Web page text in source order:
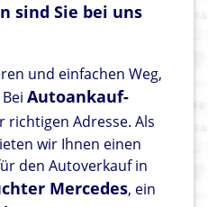
sind Sie bei uns
und einfachen Weg,
Autoankauf-
richtigen Adresse. Als
wir Ihnen einen
den Autoverkauf in
Mercedes, ein